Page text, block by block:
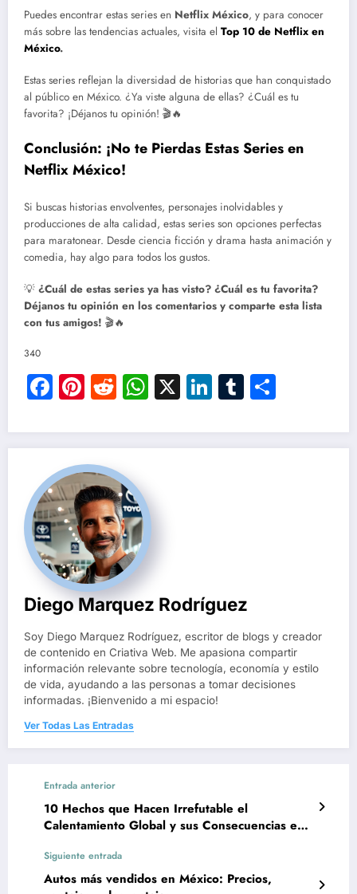
Puedes encontrar estas series en Netflix México, y para conocer
más sobre las tendencias actuales, visita el Top 10 de Netflix en
México.
Estas series reflejan la diversidad de historias que han conquistado
al público en México. ¿Ya viste alguna de ellas? ¿Cuál es tu
favorita? ¡Déjanos tu opinión! 🎬🔥
Conclusión: ¡No te Pierdas Estas Series en
Netflix México!
Si buscas historias envolventes, personajes inolvidables y
producciones de alta calidad, estas series son opciones perfectas
para maratonear. Desde ciencia ficción y drama hasta animación y
comedia, hay algo para todos los gustos.
💡 ¿Cuál de estas series ya has visto? ¿Cuál es tu favorita?
Déjanos tu opinión en los comentarios y comparte esta lista
con tus amigos! 🎬🔥
340
Facebook
Pinterest
RedditWhatsApp
X LinkedIn
Tumblr
Diego Marquez Rodríguez
Soy Diego Marquez Rodríguez, escritor de blogs y creador
de contenido en Criativa Web. Me apasiona compartir
información relevante sobre tecnología, economía y estilo
de vida, ayudando a las personas a tomar decisiones
informadas. ¡Bienvenido a mi espacio!
Ver Todas Las Entradas
Entrada anterior
10 Hechos que Hacen Irrefutable el
Calentamiento Global y sus Consecuencias en
Siguiente entrada
Autos más vendidos en México: Precios,